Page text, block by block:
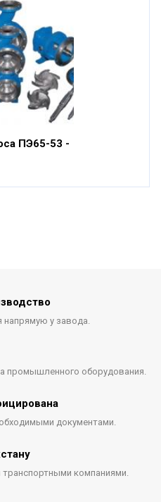
ПЭ65-53 -
напрямую у завода.
промышленного оборудования.
документами.
транспортными компаниями.